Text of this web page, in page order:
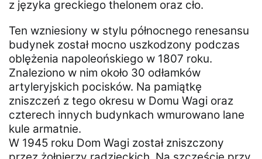
z języka greckiego thelonem oraz cło.
Ten wzniesiony w stylu północnego renesansu
budynek został mocno uszkodzony podczas
oblężenia napoleońskiego w 1807 roku.
Znaleziono w nim około 30 odłamków
artyleryjskich pocisków. Na pamiątkę
zniszczeń z tego okresu w Domu Wagi oraz
czterech innych budynkach wmurowano lane
kule armatnie.
W 1945 roku Dom Wagi został zniszczony